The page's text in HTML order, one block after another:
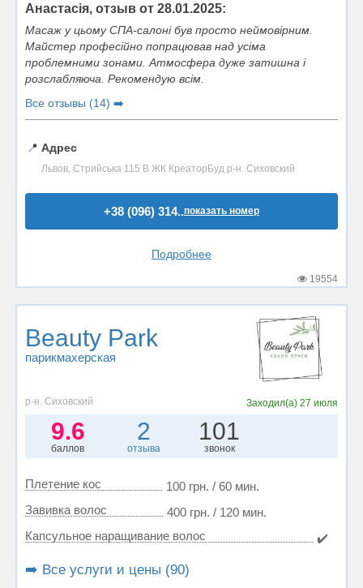
Анастасія, отзыв от 28.01.2025:
Масаж у цьому СПА-салоні був просто неймовірним.
Майстер професійно попрацював над усіма
проблемними зонами. Атмосфера дуже затишна і
розслабляюча. Рекомендую всім.
Все отзывы (14) ➡️
📍 Адрес
Львов, Стрийська 115 В ЖК КреаторБуд р-н. Сиховский
+38 (096) 314..показать номер
Подробнее
19554
Beauty Park
парикмахерская
р-н. Сиховский Заходил(а) 27 июля
9.6
баллов
2
отзыва
101
звонок
Плетение кос
100 грн. / 60 мин.
Завивка волос
400 грн. / 120 мин.
Капсульное наращивание волос
✔️
➡️ Все услуги и цены (90)